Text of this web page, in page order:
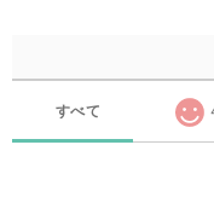
すべて